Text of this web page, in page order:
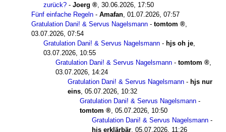
zurück? - Joerg , 30.06.2026, 17:50
Fünf einfache Regeln - Amafan, 01.07.2026, 07:57
Gratulation Dani! & Servus Nagelsmann - tomtom
,
03.07.2026, 07:54
Gratulation Dani! & Servus Nagelsmann - hjs oh je,
03.07.2026, 10:55
Gratulation Dani! & Servus Nagelsmann - tomtom
,
03.07.2026, 14:24
Gratulation Dani! & Servus Nagelsmann - hjs nur
eins, 05.07.2026, 10:32
Gratulation Dani! & Servus Nagelsmann -
tomtom
, 05.07.2026, 10:50
Gratulation Dani! & Servus Nagelsmann -
hjs erklärbär, 05.07.2026, 11:26